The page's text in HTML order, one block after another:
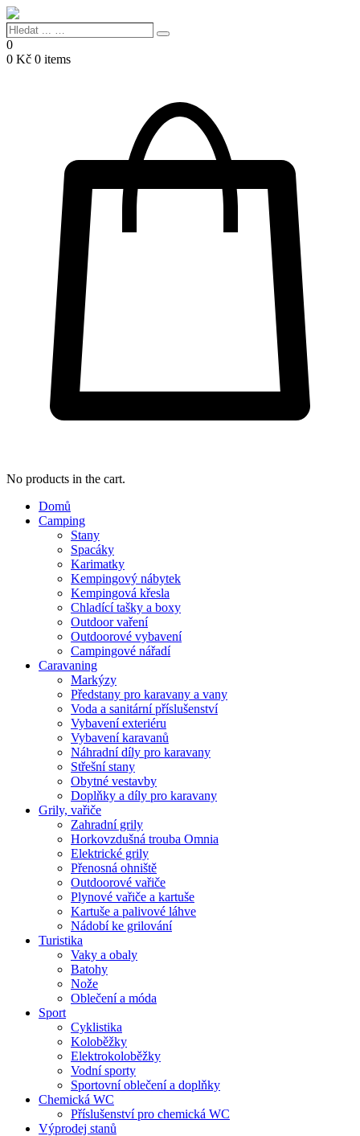
Hledat
...
…
Search
0
0 Kč 0 items
No products in the cart.
Domů
Camping
Stany
Spacáky
Karimatky
Kempingový nábytek
Kempingová křesla
Chladící tašky a boxy
Outdoor vaření
Outdoorové vybavení
Campingové nářadí
Caravaning
Markýzy
Předstany pro karavany a vany
Voda a sanitární příslušenství
Vybavení exteriéru
Vybavení karavanů
Náhradní díly pro karavany
Střešní stany
Obytné vestavby
Doplňky a díly pro karavany
Grily, vařiče
Zahradní grily
Horkovzdušná trouba Omnia
Elektrické grily
Přenosná ohniště
Outdoorové vařiče
Plynové vařiče a kartuše
Kartuše a palivové láhve
Nádobí ke grilování
Turistika
Vaky a obaly
Batohy
Nože
Oblečení a móda
Sport
Cyklistika
Koloběžky
Elektrokoloběžky
Vodní sporty
Sportovní oblečení a doplňky
Chemická WC
Příslušenství pro chemická WC
Výprodej stanů